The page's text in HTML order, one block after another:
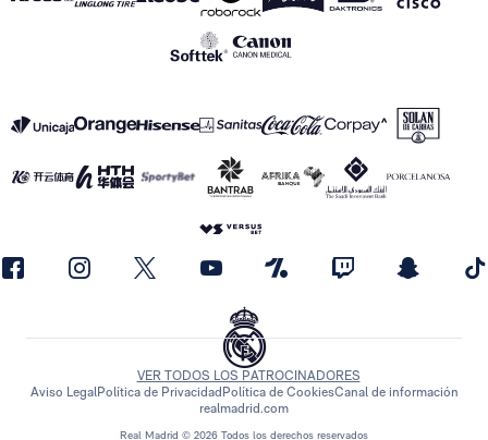
Real Madrid © 2026 Todos los derechos reservados
VER TODOS LOS PATROCINADORES
Aviso LegalPolítica de Privacidad Política de CookiesCanal de información
realmadrid.com